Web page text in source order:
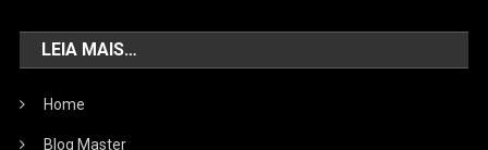
LEIA MAIS…
Home
Blog Master